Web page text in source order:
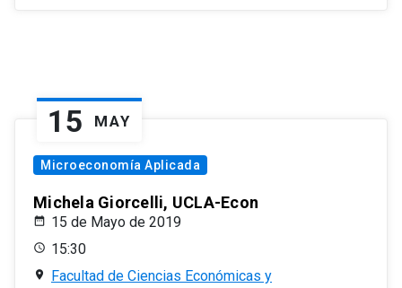
15 MAY
Microeconomía Aplicada
Michela Giorcelli, UCLA-Econ
15 de Mayo de 2019
15:30
Facultad de Ciencias Económicas y